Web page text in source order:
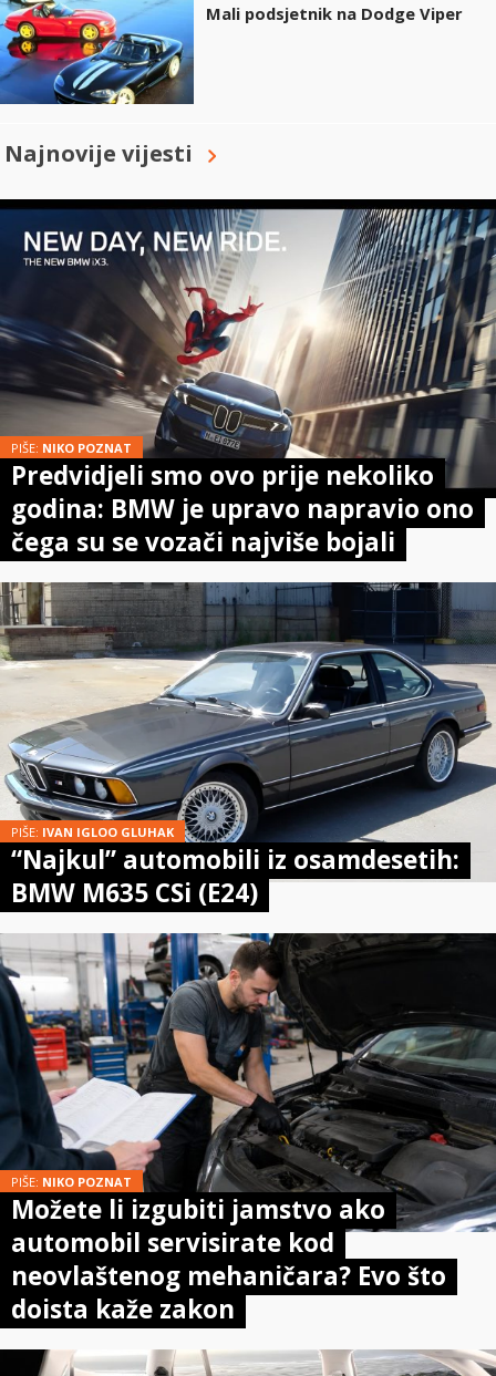
Mali podsjetnik na Dodge Viper
Najnovije vijesti
PIŠE: NIKO POZNAT
Predvidjeli smo ovo prije nekoliko
godina: BMW je upravo napravio ono
čega su se vozači najviše bojali
PIŠE: IVAN IGLOO GLUHAK
“Najkul” automobili iz osamdesetih:
BMW M635 CSi (E24)
PIŠE: NIKO POZNAT
Možete li izgubiti jamstvo ako
automobil servisirate kod
neovlaštenog mehaničara? Evo što
doista kaže zakon